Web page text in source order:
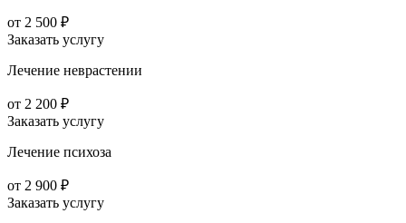
от 2 500 ₽
Заказать услугу
Лечение неврастении
от 2 200 ₽
Заказать услугу
Лечение психоза
от 2 900 ₽
Заказать услугу